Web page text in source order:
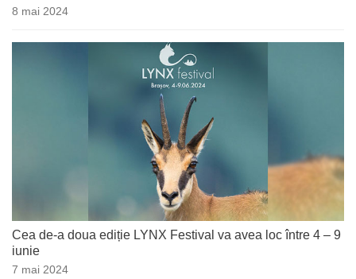
8 mai 2024
Cea de-a doua ediție LYNX Festival va avea loc între 4 – 9
iunie
7 mai 2024